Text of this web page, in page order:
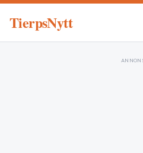
TierpsNytt